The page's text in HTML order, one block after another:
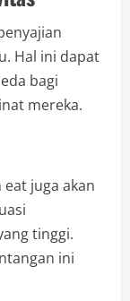
Hal ini dapat
bagi
mereka.
juga akan
tinggi.
ini